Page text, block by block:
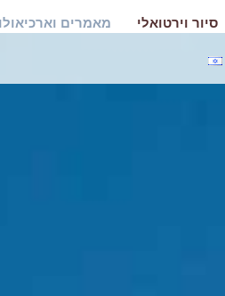
סיור וירטואלי מאמרים